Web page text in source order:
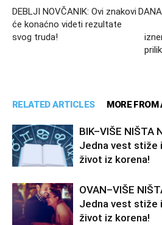
DEBLJI NOVČANIK: Ovi znakovi
će konaćno videti rezultate
svog truda!
RELATED ARTICLES MORE FROM
BIK–VIŠE NIŠTA
Jedna vest stiže
život iz korena!
OVAN–VIŠE
Jedna vest stiže
život iz korena!